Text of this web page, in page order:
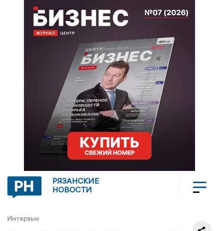
РЯЗАНСКИЕ
НОВОСТИ
Интервью